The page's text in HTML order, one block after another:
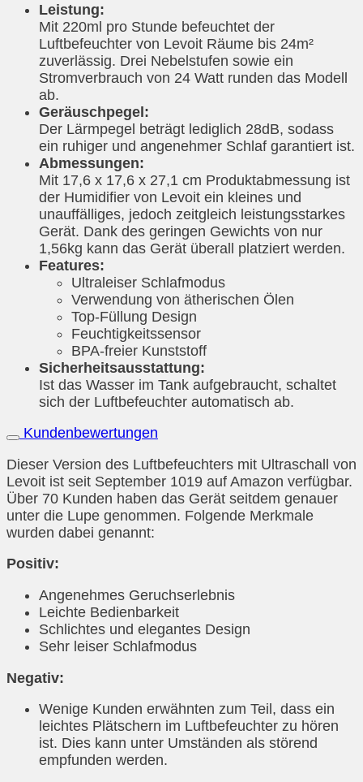
Leistung:
Mit 220ml pro Stunde befeuchtet der
Luftbefeuchter von Levoit Räume bis 24m²
zuverlässig. Drei Nebelstufen sowie ein
Stromverbrauch von 24 Watt runden das Modell
ab.
Geräuschpegel:
Der Lärmpegel beträgt lediglich 28dB, sodass
ein ruhiger und angenehmer Schlaf garantiert ist.
Abmessungen:
Mit 17,6 x 17,6 x 27,1 cm Produktabmessung ist
der Humidifier von Levoit ein kleines und
unauffälliges, jedoch zeitgleich leistungsstarkes
Gerät. Dank des geringen Gewichts von nur
1,56kg kann das Gerät überall platziert werden.
Features:
Ultraleiser Schlafmodus
Verwendung von ätherischen Ölen
Top-Füllung Design
Feuchtigkeitssensor
BPA-freier Kunststoff
Sicherheitsausstattung:
Ist das Wasser im Tank aufgebraucht, schaltet
sich der Luftbefeuchter automatisch ab.
Kundenbewertungen
Dieser Version des Luftbefeuchters mit Ultraschall von
Levoit ist seit September 1019 auf Amazon verfügbar.
Über 70 Kunden haben das Gerät seitdem genauer
unter die Lupe genommen. Folgende Merkmale
wurden dabei genannt:
Positiv:
Angenehmes Geruchserlebnis
Leichte Bedienbarkeit
Schlichtes und elegantes Design
Sehr leiser Schlafmodus
Negativ:
Wenige Kunden erwähnten zum Teil, dass ein
leichtes Plätschern im Luftbefeuchter zu hören
ist. Dies kann unter Umständen als störend
empfunden werden.